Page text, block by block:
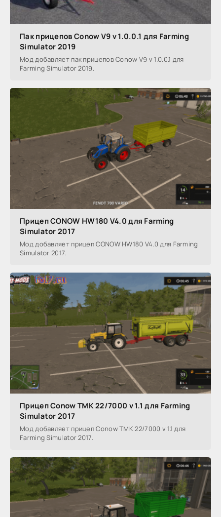
Пак прицепов Conow V9 v 1.0.0.1 для Farming
Simulator 2019
Мод добавляет пак прицепов Conow V9 v 1.0.0.1 для
Farming Simulator 2019.
Прицеп CONOW HW180 V4.0 для Farming
Simulator 2017
Мод добавляет прицеп CONOW HW180 V4.0 для Farming
Simulator 2017.
Прицеп Conow TMK 22/7000 v 1.1 для Farming
Simulator 2017
Мод добавляет прицеп Conow TMK 22/7000 v 1.1 для
Farming Simulator 2017.